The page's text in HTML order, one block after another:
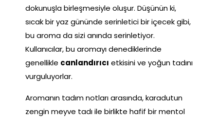
dokunuşla birleşmesiyle oluşur. Düşünün ki,
sıcak bir yaz gününde serinletici bir içecek gibi,
bu aroma da sizi anında serinletiyor.
Kullanıcılar, bu aromayı denediklerinde
genellikle canlandırıcı etkisini ve yoğun tadını
vurguluyorlar.
Aromanın tadım notları arasında, karadutun
zengin meyve tadı ile birlikte hafif bir mentol